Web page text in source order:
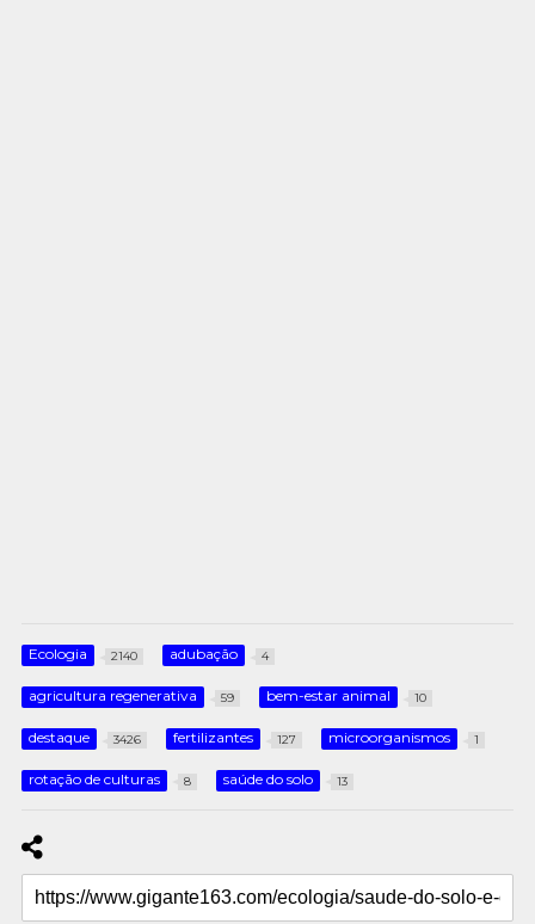
Ecologia 2140 adubação 4
agricultura regenerativa 59 bem-estar animal 10
destaque 3426 fertilizantes 127 microorganismos 1
rotação de culturas 8 saúde do solo 13